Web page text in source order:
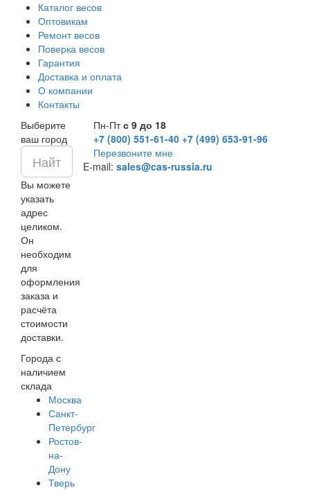
Каталог весов
Оптовикам
Ремонт весов
Поверка весов
Гарантия
Доставка и оплата
О компании
Контакты
Выберите
ваш город
Вы можете
указать
адрес
целиком.
Он
необходим
для
оформления
заказа и
расчёта
стоимости
доставки.
Города с
наличием
склада
Москва
Санкт-
Петербург
Ростов-
на-
Дону
Тверь
Пн-Птс 9 до 18
+7 (800) 551-61-40 +7 (499) 653-91-96
Перезвоните мне
E-mail: sales@cas-russia.ru